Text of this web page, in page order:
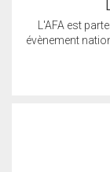
L'AFA est
évènement